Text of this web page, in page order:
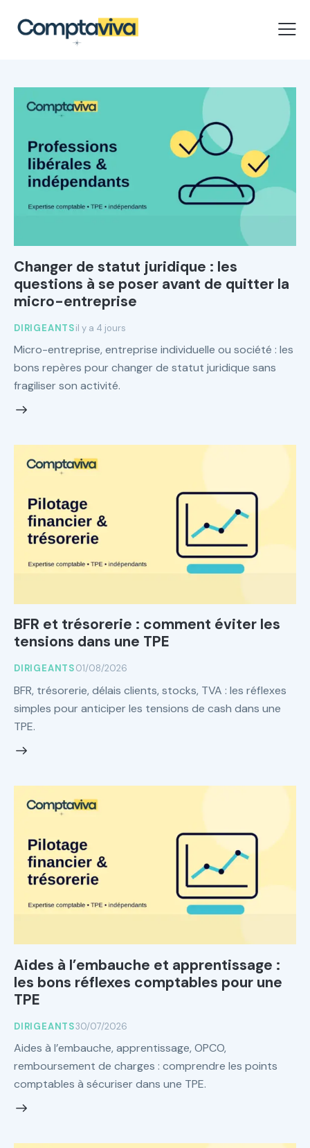
Changer de statut juridique : les
questions à se poser avant de quitter la
micro-entreprise
DIRIGEANTSil y a 4 jours
Micro-entreprise, entreprise individuelle ou société : les
bons repères pour changer de statut juridique sans
fragiliser son activité.
BFR et trésorerie : comment éviter les
tensions dans une TPE
DIRIGEANTS01/08/2026
BFR, trésorerie, délais clients, stocks, TVA : les réflexes
simples pour anticiper les tensions de cash dans une
TPE.
Aides à l’embauche et apprentissage :
les bons réflexes comptables pour une
TPE
DIRIGEANTS30/07/2026
Aides à l’embauche, apprentissage, OPCO,
remboursement de charges : comprendre les points
comptables à sécuriser dans une TPE.